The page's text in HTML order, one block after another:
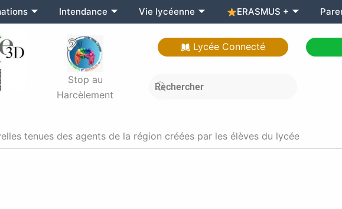
Intendance Vie lycéenne ERASMUS +
Stop au
Harcèlement
Lycée Connecté
tenues des agents de la région créées par les élèves du lycée